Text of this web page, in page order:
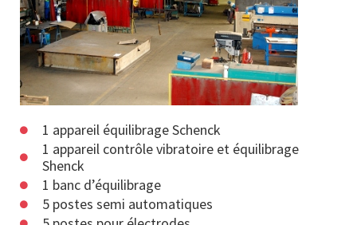
1 appareil équilibrage Schenck
1 appareil contrôle vibratoire et équilibrage
Shenck
1 banc d’équilibrage
5 postes semi automatiques